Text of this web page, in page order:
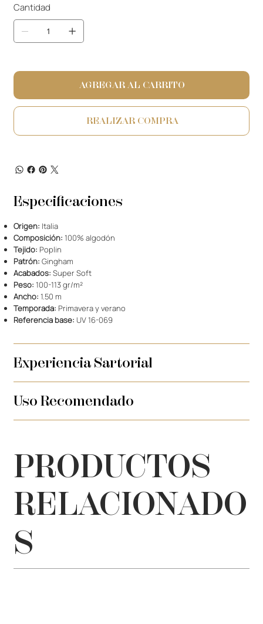
Cantidad
AGREGAR AL CARRITO
REALIZAR COMPRA
Especificaciones
Origen: Italia
Composición: 100% algodón
Tejido: Poplin
Patrón: Gingham
Acabados: Super Soft
Peso: 100-113 gr/m²
Ancho: 1.50 m
Temporada: Primavera y verano
Referencia base: UV 16-069
Experiencia Sartorial
Uso Recomendado
PRODUCTOS
RELACIONADO
S